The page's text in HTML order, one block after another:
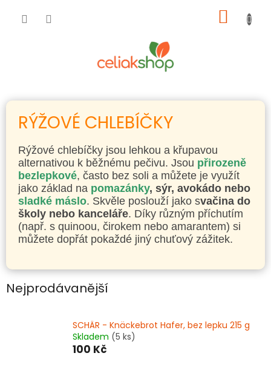
KOŠÍK
RÝŽOVÉ CHLEBÍČKY
Rýžové chlebíčky jsou lehkou a křupavou
alternativou k běžnému pečivu. Jsou přirozeně
bezlepkové, často bez soli a můžete je využít
jako základ na pomazánky, sýr, avokádo nebo
sladké máslo. Skvěle poslouží jako svačina do
školy nebo kanceláře. Díky různým příchutím
(např. s quinoou, čirokem nebo amarantem) si
můžete dopřát pokaždé jiný chuťový zážitek.
Nejprodávanější
SCHÄR - Knäckebrot Hafer, bez lepku 215 g
Skladem (5 ks)
100 Kč